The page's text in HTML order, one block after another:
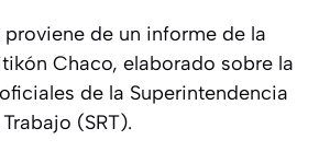
de un informe de la
Chaco, elaborado sobre la
de la Superintendencia
(SRT).